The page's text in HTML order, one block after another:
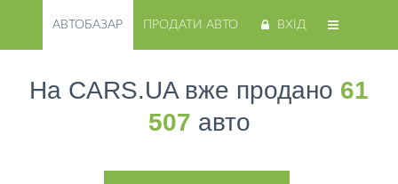
АВТОБАЗАР ПРОДАТИ АВТО ВХІД
На CARS.UA вже продано 61
507 авто